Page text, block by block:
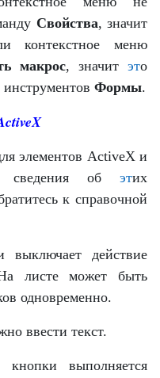
Свойства, значит
контекстное меню
макрос, значитэто
Формы.
элементов ActiveX и
сведения об этих
к справочной
действие
На листе может быть
одновременно.
ввести текст.
выполняется